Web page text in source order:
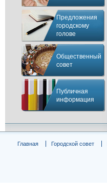
Предложения
городскому
голове
Общественный
совет
Публичная
информация
Главная Городской совет